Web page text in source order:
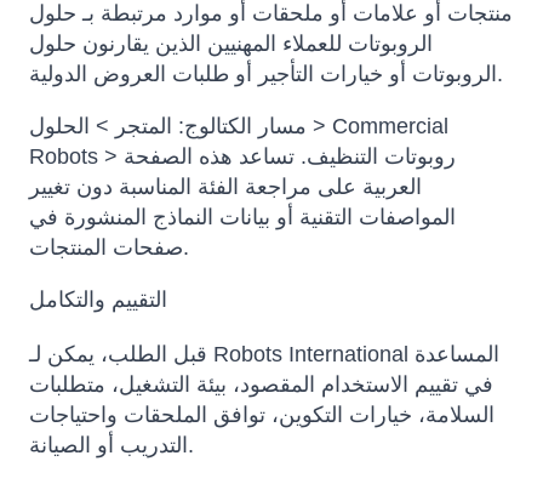
منتجات أو علامات أو ملحقات أو موارد مرتبطة بـ حلول
الروبوتات للعملاء المهنيين الذين يقارنون حلول
الروبوتات أو خيارات التأجير أو طلبات العروض الدولية.
مسار الكتالوج: المتجر > الحلول > Commercial
Robots > روبوتات التنظيف. تساعد هذه الصفحة
العربية على مراجعة الفئة المناسبة دون تغيير
المواصفات التقنية أو بيانات النماذج المنشورة في
صفحات المنتجات.
التقييم والتكامل
قبل الطلب، يمكن لـ Robots International المساعدة
في تقييم الاستخدام المقصود، بيئة التشغيل، متطلبات
السلامة، خيارات التكوين، توافق الملحقات واحتياجات
التدريب أو الصيانة.